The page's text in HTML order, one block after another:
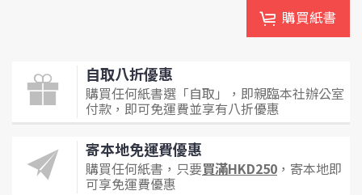
購買紙書
自取八折優惠
購買任何紙書選「自取」，即親臨本社辦公室
付款，即可免運費並享有八折優惠
寄本地免運費優惠
購買任何紙書，只要買滿HKD250 ，寄本地即
可享免運費優惠